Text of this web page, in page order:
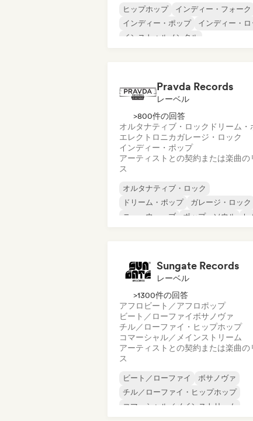
ヒップホップ
インディー・フォーク
インディー・ポップ
インディー・ロ
インストゥルメンタル
Pravda Records
レーベル
>800件の回答
オルタナティブ・ロック ドリーム
エレクトロニカガレージ・ロック
インディー・ポップ
アーティストとの契約または楽曲の
ス
オルタナティブ・ロック
ドリーム・ポップ
ガレージ・ロック
ニューウェーブ
ポップ・ソウル
レ
Sungate Records
レーベル
>1300件の回答
アフロビート／アフロポップ
ビート／ローファイボサノヴァ
チル／ローファイ・ヒップホップ
コマーシャル／メインストリーム
アーティストとの契約または楽曲の
ス
ビート／ローファイ
ボサノヴァ
チル／ローファイ・ヒップホップ
コマーシャル／メインストリーム